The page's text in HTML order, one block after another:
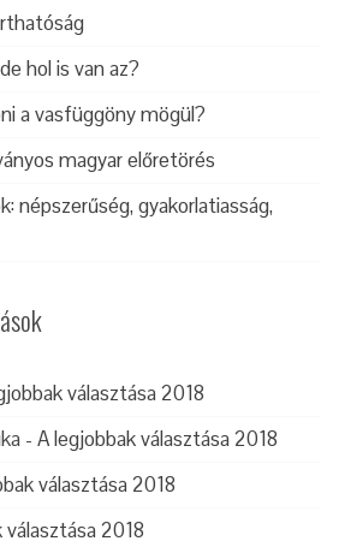
hol is van az?
a vasfüggöny mögül?
magyar előretörés
népszerűség, gyakorlatiasság,
választása 2018
- A legjobbak választása 2018
választása 2018
választása 2018